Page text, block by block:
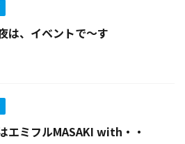
は、イベントで〜す
エミフルMASAKI with・・